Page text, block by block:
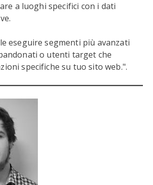
a luoghi specifici con i dati
eseguire segmenti più avanzati
o utenti target che
specifiche su tuo sito web.".